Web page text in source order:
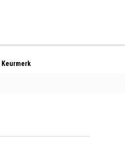
Keurmerk